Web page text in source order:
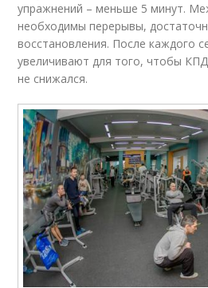
упражнений – меньше 5 минут.
необходимы перерывы,
восстановления. После каждого
увеличивают для того, чтобы
не снижался.